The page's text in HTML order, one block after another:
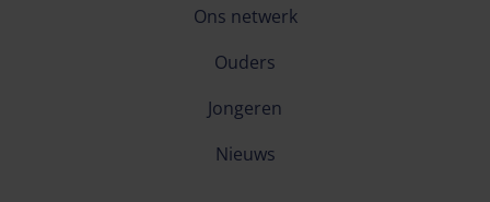
Ons netwerk
Ouders
Jongeren
Nieuws